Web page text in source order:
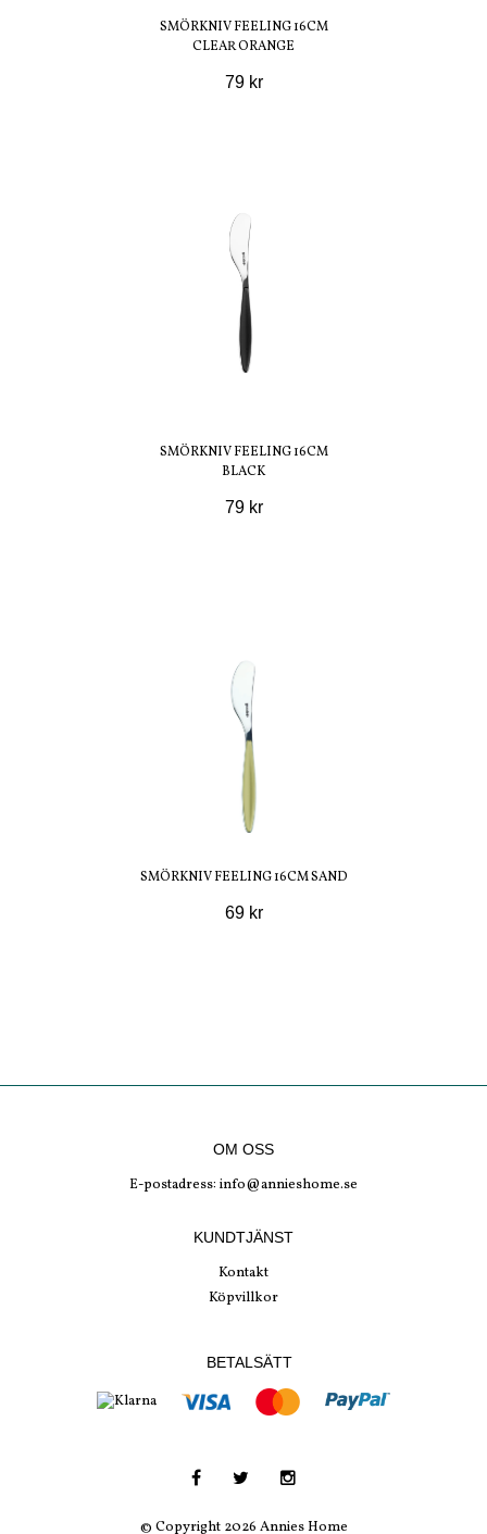
SMÖRKNIV FEELING 16CM
CLEAR ORANGE
79 kr
SMÖRKNIV FEELING 16CM
BLACK
79 kr
SMÖRKNIV FEELING 16CM SAND
69 kr
OM OSS
E-postadress: info@annieshome.se
KUNDTJÄNST
Kontakt
Köpvillkor
BETALSÄTT
© Copyright 2026 Annies Home